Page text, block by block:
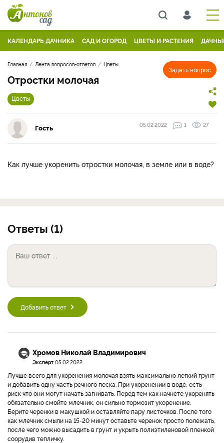
КАЛЕНДАРЬ ДАЧНИКА САД И ОГОРОД ЦВЕТЫ И РАСТЕНИЯ
Задать вопрос
Главная Лента вопросов-ответов Цветы
Отростки молочая
Цветы
Гость 05.02.2022 1 27
Как лучше укоренить отростки молочая, в земле или в воде?
Ответы (1)
Добавить ответ
Хромов Николай Владимирович
Эксперт 05.02.2022
Лучше всего для укоренения молочая взять максимально легкий грунт
и добавить одну часть речного песка. При укоренении в воде, есть
риск что они могут начать загнивать. Перед тем как начнете укоренять
обязательно смойте млечник, он сильно тормозит укоренение.
Берите черенки в макушкой и оставляйте пару листочков. После того
как млечник смыли на 15-20 минут оставьте черенок просто полежать,
после чего можно высадить в грунт и укрыть полиэтиленовой пленкой
соорудив тепличку.